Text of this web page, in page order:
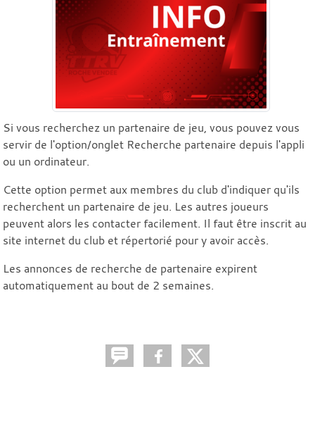
Si vous recherchez un partenaire de jeu, vous pouvez vous
servir de l'option/onglet Recherche partenaire depuis l'appli
ou un ordinateur.
Cette option permet aux membres du club d'indiquer qu'ils
recherchent un partenaire de jeu. Les autres joueurs
peuvent alors les contacter facilement. Il faut être inscrit au
site internet du club et répertorié pour y avoir accès.
Les annonces de recherche de partenaire expirent
automatiquement au bout de 2 semaines.